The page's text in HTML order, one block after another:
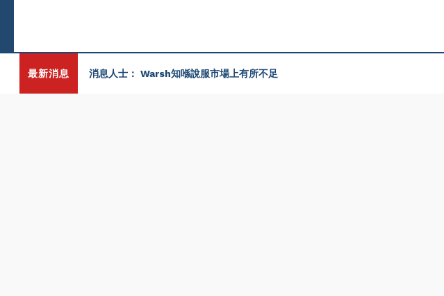
最新消息 消息人士： Warsh知喺說服市場上有所不足